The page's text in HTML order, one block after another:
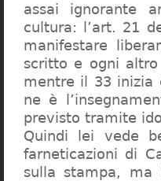
assai ignorante
cultura: l’art. 21
manifestare
scritto e ogni
mentre il 33 inizia
ne è
previsto tramite
Quindi lei vede
farneticazioni di
sulla stampa, ma